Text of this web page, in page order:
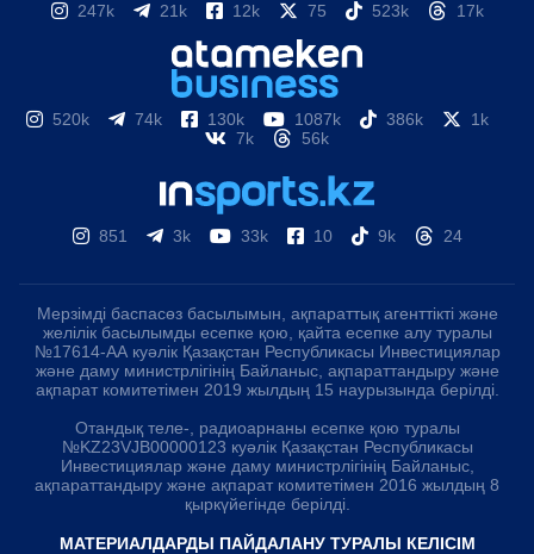
247k 21k 12k 75 523k 17k
520k 74k 130k 1087k 386k
1k
7k
56k
851 3k 33k 10 9k 24
Мерзімді баспасөз басылымын, ақпараттық агенттікті және
желілік басылымды есепке қою, қайта есепке алу туралы
№17614-АА куәлік Қазақстан Республикасы Инвестициялар
және даму министрлігінің Байланыс, ақпараттандыру және
ақпарат комитетімен 2019 жылдың 15 наурызында берілді.
Отандық теле-, радиоарнаны есепке қою туралы
№KZ23VJB00000123 куәлік Қазақстан Республикасы
Инвестициялар және даму министрлігінің Байланыс,
ақпараттандыру және ақпарат комитетімен 2016 жылдың 8
қыркүйегінде берілді.
МАТЕРИАЛДАРДЫ ПАЙДАЛАНУ ТУРАЛЫ КЕЛІСІМ